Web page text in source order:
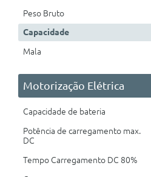
Peso Bruto
Capacidade
Mala
Motorização Elétrica
Capacidade de bateria
Potência de carregamento max.
DC
Tempo Carregamento DC 80%